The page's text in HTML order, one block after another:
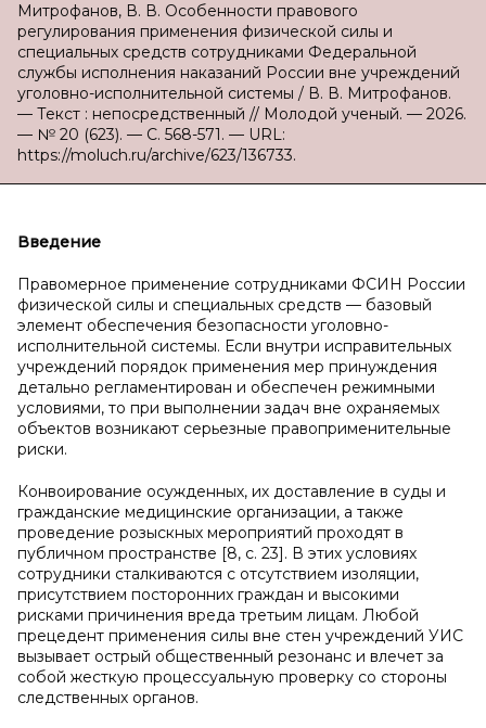
Митрофанов, В. В. Особенности правового
регулирования применения физической силы и
специальных средств сотрудниками Федеральной
службы исполнения наказаний России вне учреждений
уголовно-исполнительной системы / В. В. Митрофанов.
— Текст : непосредственный // Молодой ученый. — 2026.
— № 20 (623). — С. 568-571. — URL:
https://moluch.ru/archive/623/136733.
Введение
Правомерное применение сотрудниками ФСИН России
физической силы и специальных средств — базовый
элемент обеспечения безопасности уголовно-
исполнительной системы. Если внутри исправительных
учреждений порядок применения мер принуждения
детально регламентирован и обеспечен режимными
условиями, то при выполнении задач вне охраняемых
объектов возникают серьезные правоприменительные
риски.
Конвоирование осужденных, их доставление в суды и
гражданские медицинские организации, а также
проведение розыскных мероприятий проходят в
публичном пространстве [8, с. 23]. В этих условиях
сотрудники сталкиваются с отсутствием изоляции,
присутствием посторонних граждан и высокими
рисками причинения вреда третьим лицам. Любой
прецедент применения силы вне стен учреждений УИС
вызывает острый общественный резонанс и влечет за
собой жесткую процессуальную проверку со стороны
следственных органов.